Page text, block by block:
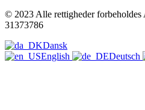
© 2023 Alle rettigheder
31373786
Dansk
English
Deutsch